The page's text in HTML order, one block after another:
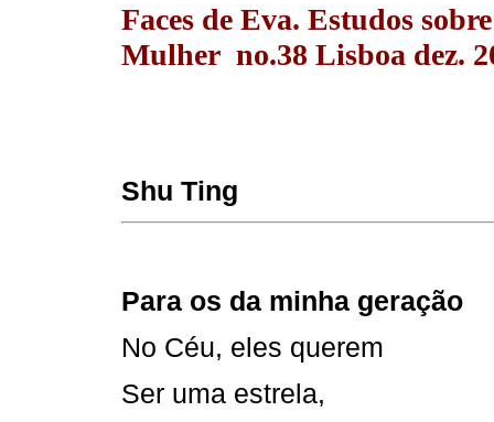
Faces de Eva. Estudos
Mulher no.38 Lisboa dez.
Shu Ting
Para os da minha geração
No Céu, eles querem
Ser uma estrela,